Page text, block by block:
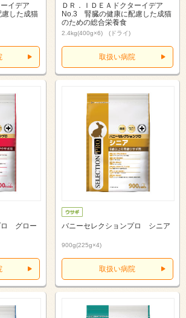
ーイデア
した成猫
ＤＲ．ＩＤＥＡドクターイデア
No.3 腎臓の健康に配慮した成猫
のための総合栄養食
2.4kg(400g×6) (ドライ)
取扱い病院
ロ グロー
バニーセレクションプロ シニア
900g(225g×4)
取扱い病院